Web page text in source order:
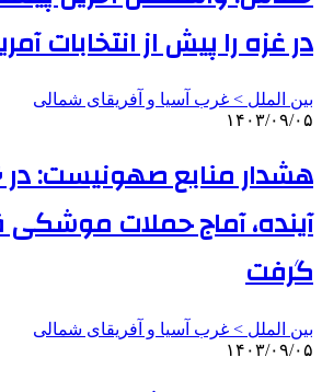
در غزه را پیش از انتخابات
بین الملل > غرب آسیا و آفریقای شمالی
۱۴۰۳/۰۹/۰۵
آینده، آماج حملات موشکی
گرفت
بین الملل > غرب آسیا و آفریقای شمالی
۱۴۰۳/۰۹/۰۵